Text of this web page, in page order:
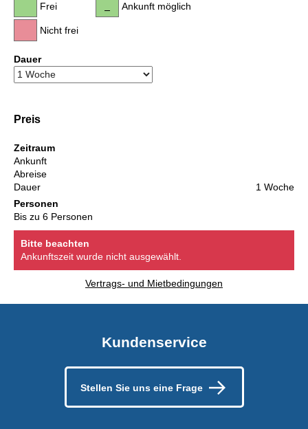
Frei
Nicht frei
Ankunft möglich
Dauer
Preis
Zeitraum
Ankunft
Abreise
Dauer
1 Woche
Personen
Bis zu 6 Personen
Bitte beachten
Ankunftszeit wurde nicht ausgewählt.
Vertrags- und Mietbedingungen
Kundenservice
Stellen Sie uns eine Frage